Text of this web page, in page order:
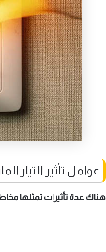
عوامل تأثير التيار
هناك عدة تأثيرات تمثلها